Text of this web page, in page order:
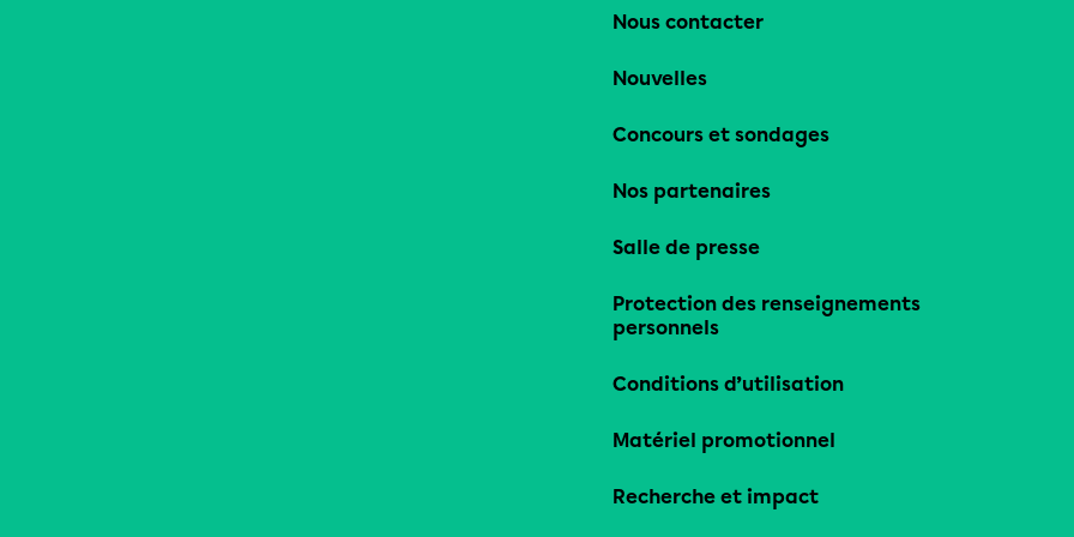
Nous contacter
Nouvelles
Concours et sondages
Nos partenaires
Salle de presse
Protection des renseignements
personnels
Conditions d’utilisation
Matériel promotionnel
Recherche et impact